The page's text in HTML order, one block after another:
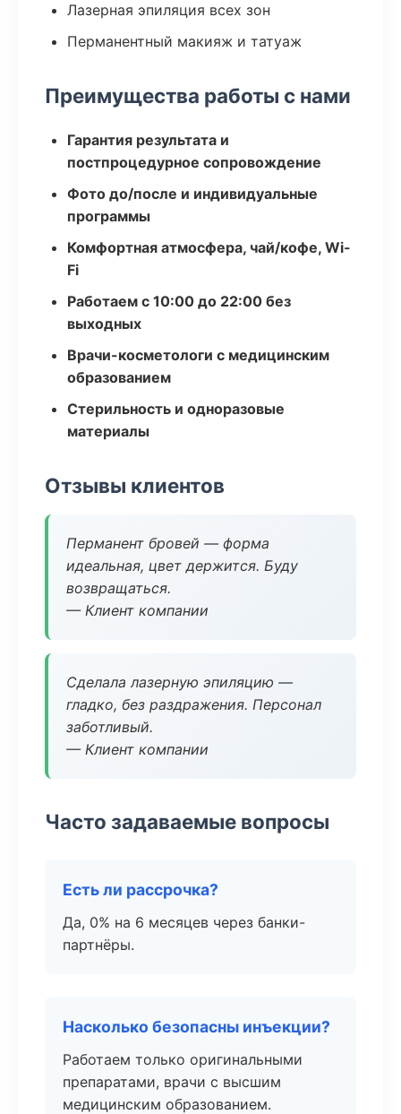
Лазерная эпиляция всех зон
Перманентный макияж и татуаж
Преимущества работы с нами
Гарантия результата и
постпроцедурное сопровождение
Фото до/после и индивидуальные
программы
Комфортная атмосфера, чай/кофе, Wi-
Fi
Работаем с 10:00 до 22:00 без
выходных
Врачи-косметологи с медицинским
образованием
Стерильность и одноразовые
материалы
Отзывы клиентов
Перманент бровей — форма
идеальная, цвет держится. Буду
возвращаться.
— Клиент компании
Сделала лазерную эпиляцию —
гладко, без раздражения. Персонал
заботливый.
— Клиент компании
Часто задаваемые вопросы
Есть ли рассрочка?
Да, 0% на 6 месяцев через банки-
партнёры.
Насколько безопасны инъекции?
Работаем только оригинальными
препаратами, врачи с высшим
медицинским образованием.